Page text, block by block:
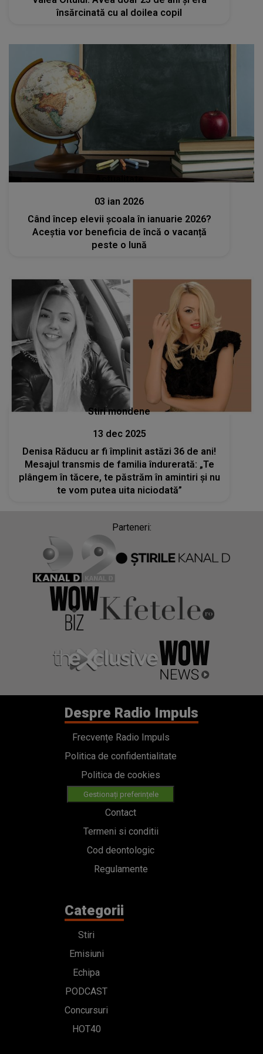
însărcinată cu al doilea copil
03 ian 2026
Când încep elevii școala în ianuarie 2026?
Aceștia vor beneficia de încă o vacanță
peste o lună
Stiri mondene
13 dec 2025
Denisa Răducu ar fi împlinit astăzi 36 de ani!
Mesajul transmis de familia îndurerată: „Te
plângem în tăcere, te păstrăm în amintiri și nu
te vom putea uita niciodată”
Parteneri:
Despre Radio Impuls
Frecvențe Radio Impuls
Politica de confidentialitate
Politica de cookies
Gestionați preferințele
Contact
Termeni si conditii
Cod deontologic
Regulamente
Categorii
Stiri
Emisiuni
Echipa
PODCAST
Concursuri
HOT40